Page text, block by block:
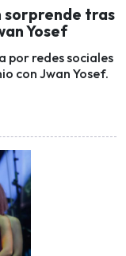
sorprende tras
Yosef
por redes sociales
con Jwan Yosef.